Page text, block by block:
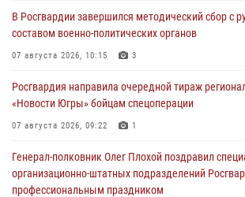
В Росгвардии завершился методический сбор с
составом военно-политических органов
07 августа 2026, 10:15 3
Росгвардия направила очередной тираж
«Новости Югры» бойцам спецоперации
07 августа 2026, 09:22 1
Генерал-полковник Олег Плохой поздравил
организационно-штатных подразделений
профессиональным праздником